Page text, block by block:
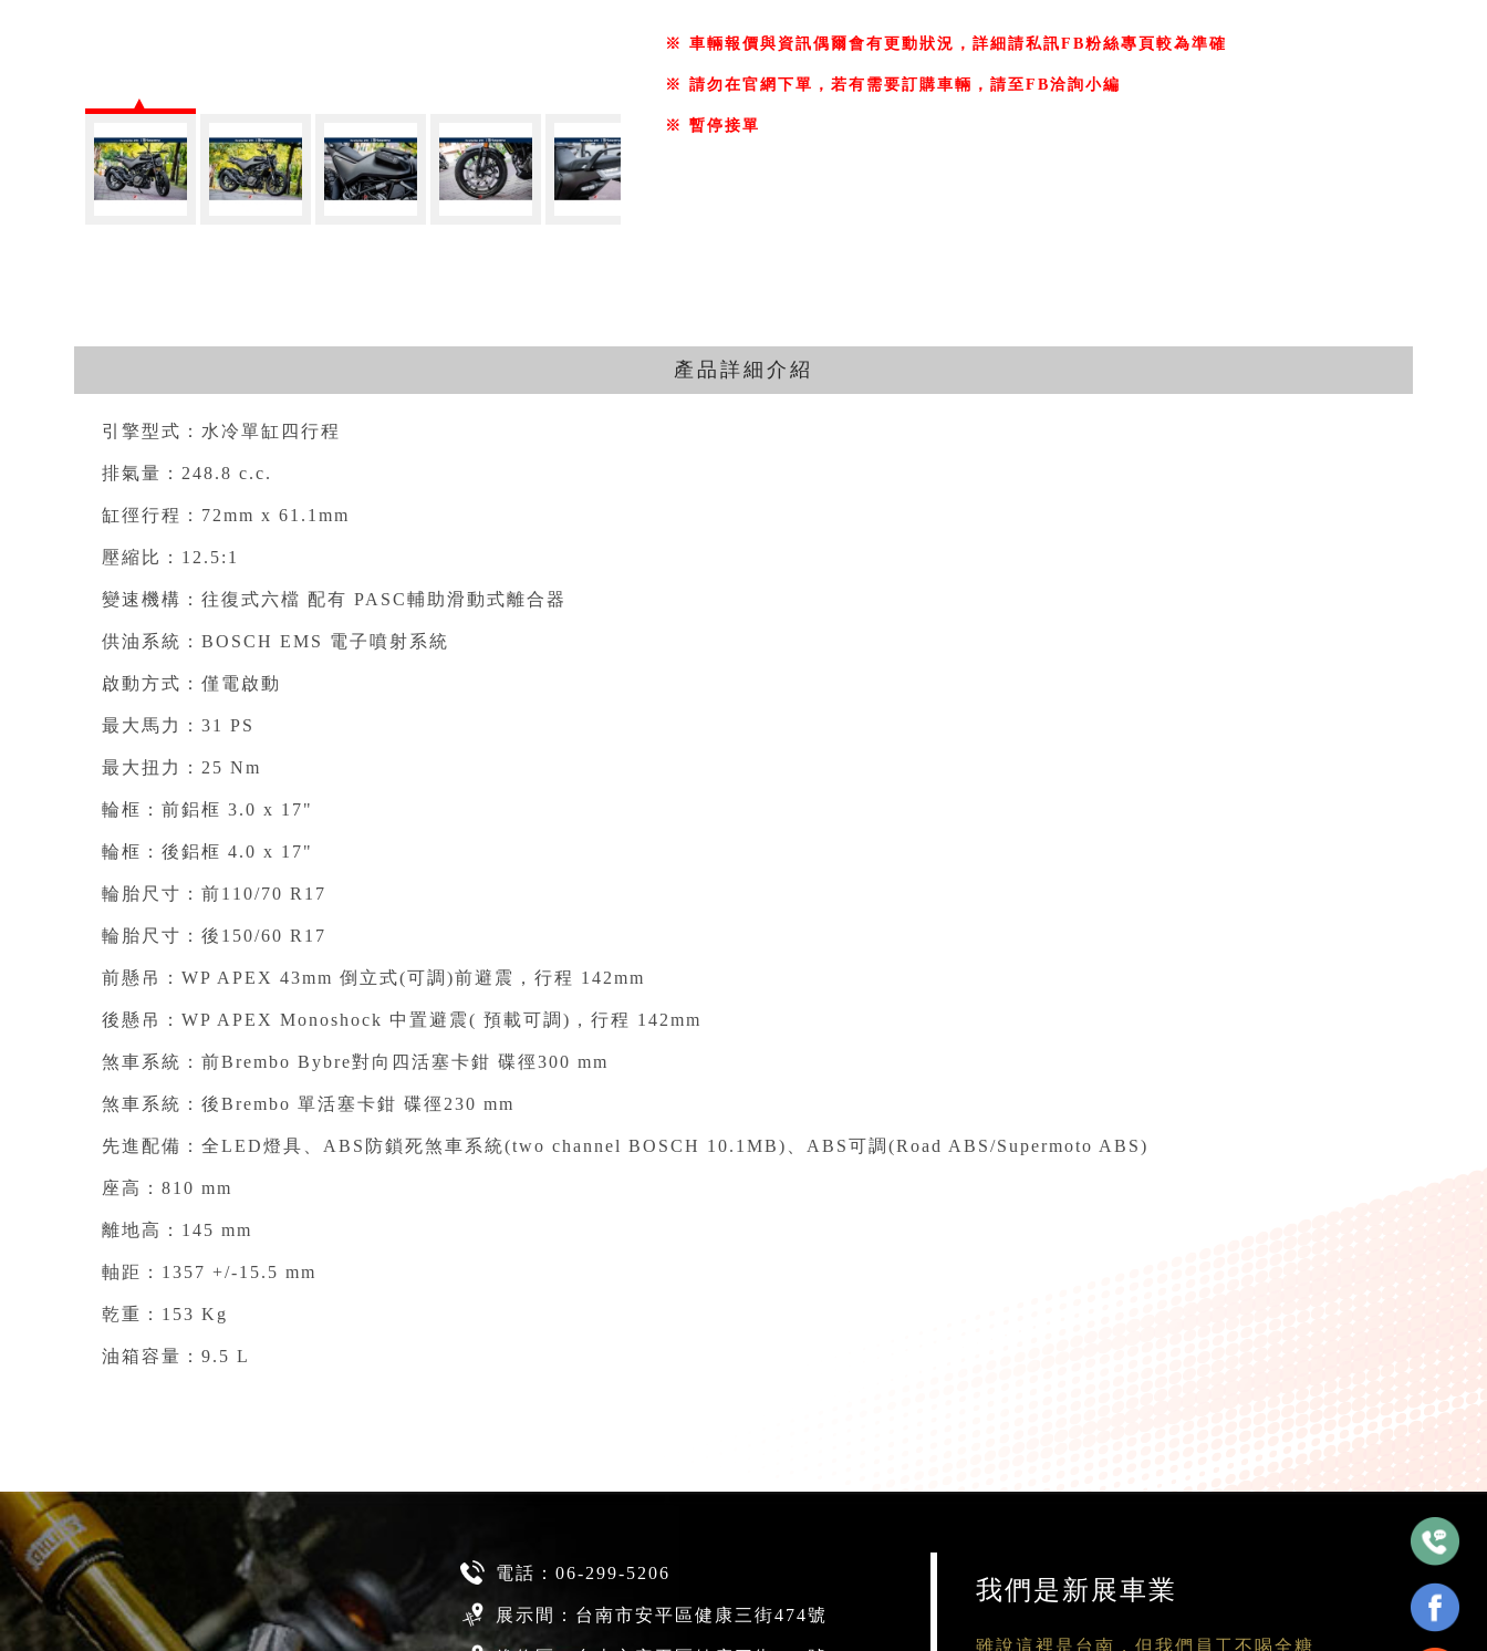
※ 車輛報價與資訊偶爾會有更動狀況，詳細請私訊FB粉絲專頁較為準確⁣
※ 請勿在官網下單，若有需要訂購車輛，請至FB洽詢小編⁣
※ 暫停接單
產品詳細介紹
引擎型式：水冷單缸四行程⁣
排氣量：248.8 c.c.⁣
缸徑行程：72mm x 61.1mm⁣
壓縮比：12.5:1⁣
變速機構：往復式六檔 配有 PASC輔助滑動式離合器⁣
供油系統：BOSCH EMS 電子噴射系統⁣
啟動方式：僅電啟動⁣
最大馬力：31 PS⁣
最大扭力：25 Nm⁣
輪框：前鋁框 3.0 x 17"⁣
輪框：後鋁框 4.0 x 17"⁣
輪胎尺寸：前110/70 R17⁣
輪胎尺寸：後150/60 R17⁣
前懸吊：WP APEX 43mm 倒立式(可調)前避震，行程 142mm⁣
後懸吊：WP APEX Monoshock 中置避震( 預載可調)，行程 142mm⁣
煞車系統：前Brembo Bybre對向四活塞卡鉗 碟徑300 mm⁣
煞車系統：後Brembo 單活塞卡鉗 碟徑230 mm⁣
先進配備：全LED燈具、ABS防鎖死煞車系統(two channel BOSCH 10.1MB)、ABS可調(Road ABS/Supermoto ABS)⁣
座高：810 mm⁣
離地高：145 mm⁣
軸距：1357 +/-15.5 mm⁣
乾重：153 Kg⁣
油箱容量：9.5 L⁣
電話： 06-299-5206
展示間：台南市安平區健康三街474號
我們是新展車業
雖說這裡是台南，但我們員工不喝全糖